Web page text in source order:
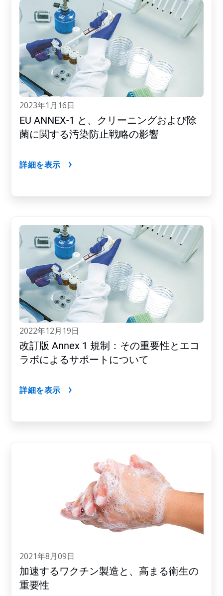
2023年1月16日
EU ANNEX-1 と、クリーニングおよび除
菌に関する汚染防止戦略の影響
詳細を表示
2022年12月19日
改訂版 Annex 1 規制：その重要性とエコ
ラボによるサポートについて
詳細を表示
2021年8月09日
加速するワクチン製造と、高まる衛生の
重要性